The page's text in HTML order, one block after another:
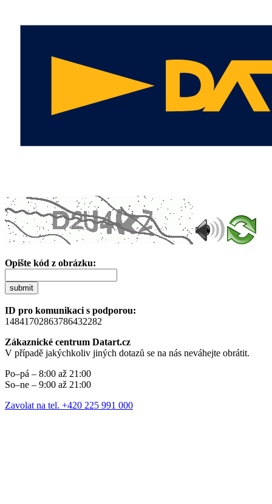
Opište kód z obrázku:
submit
ID pro komunikaci s podporou:
14841702863786432282
Zákaznické centrum Datart.cz
V případě jakýchkoliv jiných dotazů se na nás neváhejte obrátit.
Po–pá – 8:00 až 21:00
So–ne – 9:00 až 21:00
Zavolat na tel. +420 225 991 000